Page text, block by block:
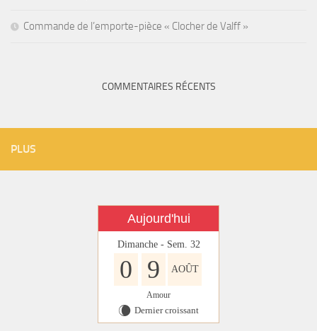
Commande de l’emporte-pièce « Clocher de Valff »
COMMENTAIRES RÉCENTS
PLUS
Aujourd'hui
Dimanche - Sem. 32
0 9 AOÛT
Amour
W Dernier croissant